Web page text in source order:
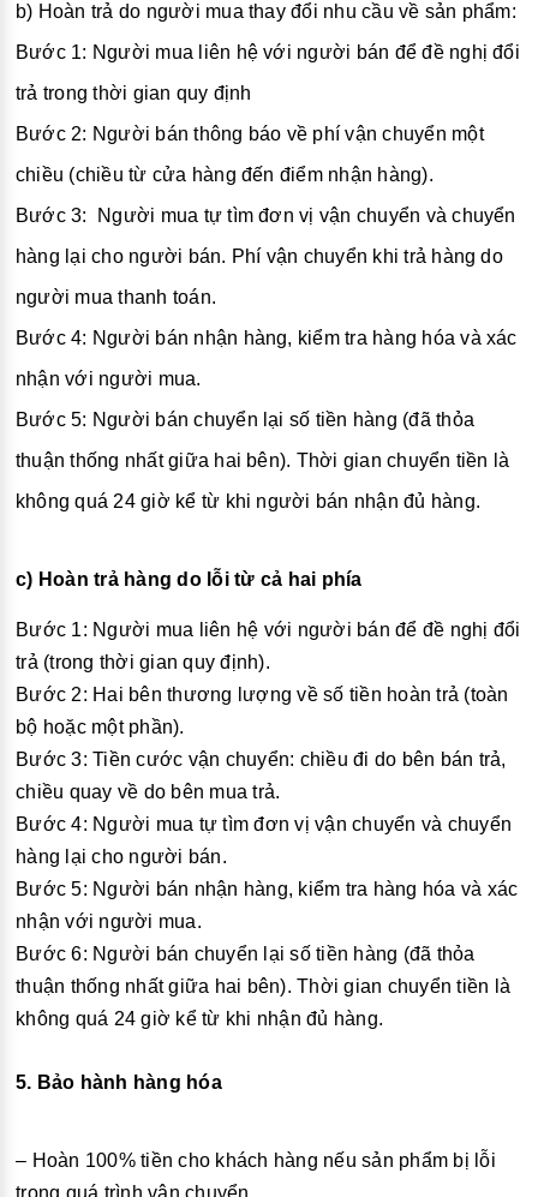
b) Hoàn trả do người mua thay đổi nhu cầu về sản phẩm:
Bước 1: Người mua liên hệ với người bán để đề nghị đổi
trả trong thời gian quy định
Bước 2: Người bán thông báo về phí vận chuyển một
chiều (chiều từ cửa hàng đến điểm nhận hàng).
Bước 3: Người mua tự tìm đơn vị vận chuyển và chuyển
hàng lại cho người bán. Phí vận chuyển khi trả hàng do
người mua thanh toán.
Bước 4: Người bán nhận hàng, kiểm tra hàng hóa và xác
nhận với người mua.
Bước 5: Người bán chuyển lại số tiền hàng (đã thỏa
thuận thống nhất giữa hai bên). Thời gian chuyển tiền là
không quá 24 giờ kể từ khi người bán nhận đủ hàng.
c) Hoàn trả hàng do lỗi từ cả hai phía
Bước 1: Người mua liên hệ với người bán để đề nghị đổi
trả (trong thời gian quy định).
Bước 2: Hai bên thương lượng về số tiền hoàn trả (toàn
bộ hoặc một phần).
Bước 3: Tiền cước vận chuyển: chiều đi do bên bán trả,
chiều quay về do bên mua trả.
Bước 4: Người mua tự tìm đơn vị vận chuyển và chuyển
hàng lại cho người bán.
Bước 5: Người bán nhận hàng, kiểm tra hàng hóa và xác
nhận với người mua.
Bước 6: Người bán chuyển lại số tiền hàng (đã thỏa
thuận thống nhất giữa hai bên). Thời gian chuyển tiền là
không quá 24 giờ kể từ khi nhận đủ hàng.
5. Bảo hành hàng hóa
– Hoàn 100% tiền cho khách hàng nếu sản phẩm bị lỗi
trong quá trình vận chuyển